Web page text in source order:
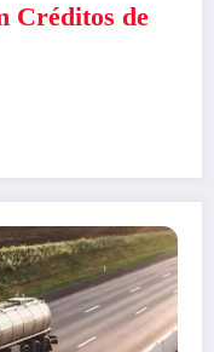
Créditos de